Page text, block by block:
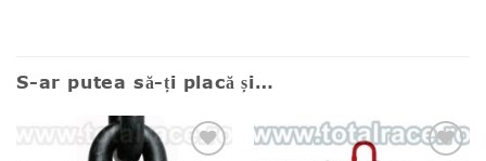
S-ar putea să-ți placă și…